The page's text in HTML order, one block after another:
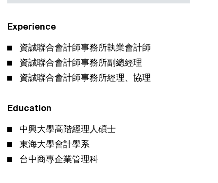
Experience
資誠聯合會計師事務所執業會計師
資誠聯合會計師事務所副總經理
資誠聯合會計師事務所經理、協理
Education
中興大學高階經理人碩士
東海大學會計學系
台中商專企業管理科